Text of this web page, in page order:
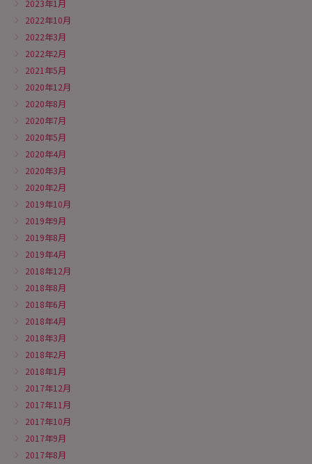
2023年1月
2022年10月
2022年3月
2022年2月
2021年5月
2020年12月
2020年8月
2020年7月
2020年5月
2020年4月
2020年3月
2020年2月
2019年10月
2019年9月
2019年8月
2019年4月
2018年12月
2018年8月
2018年6月
2018年4月
2018年3月
2018年2月
2018年1月
2017年12月
2017年11月
2017年10月
2017年9月
2017年8月